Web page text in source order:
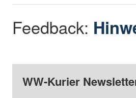
Feedback:
WW-Kurier